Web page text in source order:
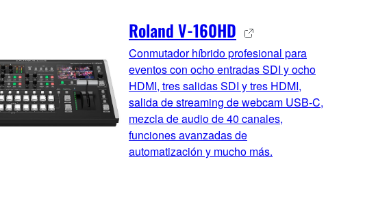
Roland V-160HD
Conmutador híbrido profesional para
eventos con ocho entradas SDI y ocho
HDMI, tres salidas SDI y tres HDMI,
salida de streaming de webcam USB-C,
mezcla de audio de 40 canales,
funciones avanzadas de
automatización y mucho más.